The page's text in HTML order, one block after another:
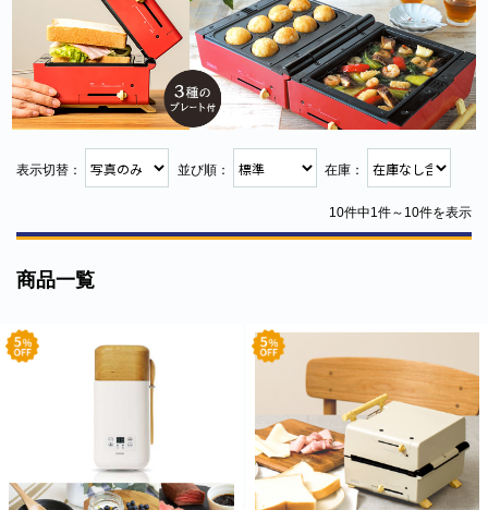
表示切替： 並び順： 在庫：
10件中1件～10件を表示
商品一覧